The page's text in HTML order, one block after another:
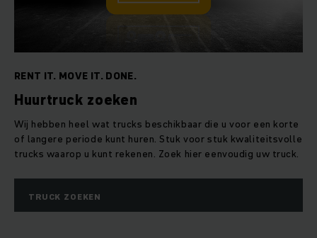
RENT IT. MOVE IT. DONE.
Huurtruck zoeken
Wij hebben heel wat trucks beschikbaar die u voor een korte
of langere periode kunt huren. Stuk voor stuk kwaliteitsvolle
trucks waarop u kunt rekenen. Zoek hier eenvoudig uw truck.
TRUCK ZOEKEN